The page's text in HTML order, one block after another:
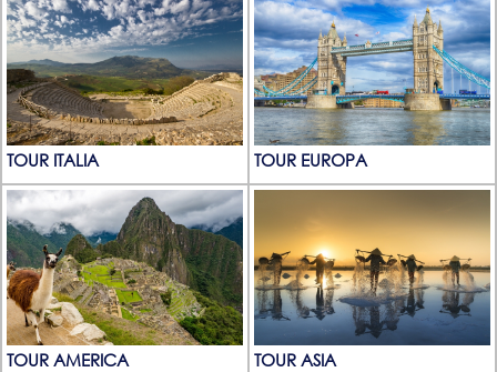
TOUR ITALIA TOUR EUROPA
TOUR AMERICA TOUR ASIA